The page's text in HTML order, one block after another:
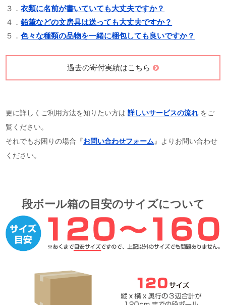
３．衣類に名前が書いていても大丈夫ですか？
４．鉛筆などの文房具は送っても大丈夫ですか？
５．色々な種類の品物を一緒に梱包しても良いですか？
過去の寄付実績はこちら
更に詳しくご利用方法を知りたい方は詳しいサービスの流れ をご
覧ください。
それでもお困りの場合『お問い合わせフォーム 』よりお問い合わせ
ください。
段ボール箱の目安のサイズについて